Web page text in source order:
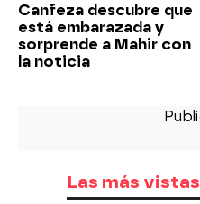
Canfeza descubre que
está embarazada y
sorprende a Mahir con
la noticia
Las más vistas